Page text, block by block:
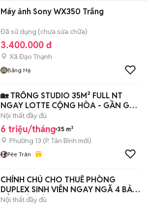
Máy ảnh Sony WX350 Trắng
Đã sử dụng (chưa sửa chữa)
3.400.000 đ
Xã Đạo Thạnh
Băng Hạ
🏡 TRỐNG STUDIO 35M² FULL NT
NGAY LOTTE CỘNG HÒA - GẦN GA
T3 TÂN BÌNH
Nội thất đầy đủ
6 triệu/tháng 35 m²
Phường 13 (P. Tân Bình mới)
Pée Trân
CHÍNH CHỦ CHO THUÊ PHÒNG
DUPLEX SINH VIÊN NGAY NGÃ 4 BẢY
HIỀN TÂN BÌNH
Nội thất đầy đủ